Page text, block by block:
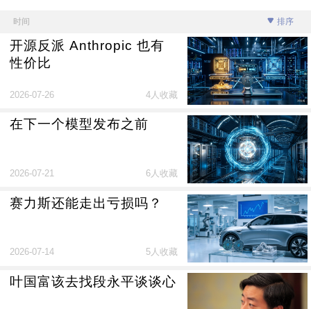
时间 排序
开源反派 Anthropic 也有
性价比
2026-07-26 4人收藏
在下一个模型发布之前
2026-07-21 6人收藏
赛力斯还能走出亏损吗？
2026-07-14 5人收藏
叶国富该去找段永平谈谈心